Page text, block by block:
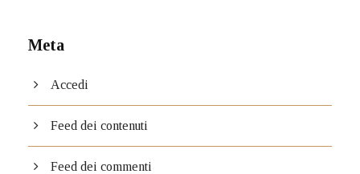
Meta
Accedi
Feed dei contenuti
Feed dei commenti